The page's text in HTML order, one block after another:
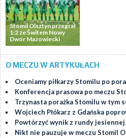
Stomil Olsztyn przegrał
1:2 ze Świtem Nowy
Dwór Mazowiecki
O MECZU W ARTYKUŁACH
Oceniamy piłkarzy Stomilu po
Konferencja prasowa po meczu
Trzynasta porażka Stomilu w tym
Wojciech Płókarz z Gdańska
Powtórzyć wynik z rundy
Nikt nie pauzuje w meczu Stomil